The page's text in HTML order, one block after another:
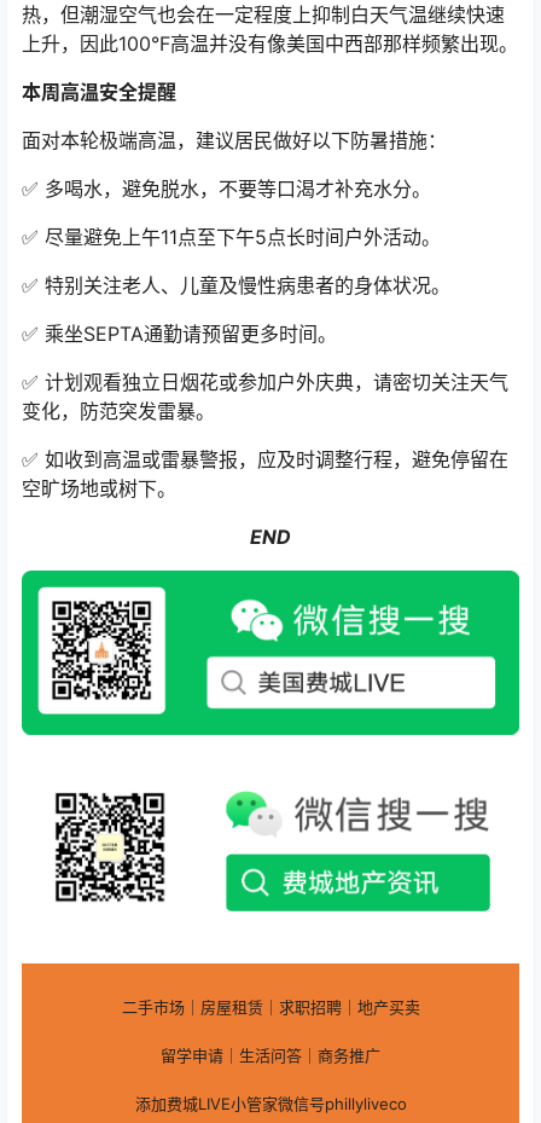
热，但潮湿空气也会在一定程度上抑制白天气温继续快速
上升，因此100°F高温并没有像美国中西部那样频繁出现。
本周高温安全提醒
面对本轮极端高温，建议居民做好以下防暑措施：
✅ 多喝水，避免脱水，不要等口渴才补充水分。
✅ 尽量避免上午11点至下午5点长时间户外活动。
✅ 特别关注老人、儿童及慢性病患者的身体状况。
✅ 乘坐SEPTA通勤请预留更多时间。
✅ 计划观看独立日烟花或参加户外庆典，请密切关注天气
变化，防范突发雷暴。
✅ 如收到高温或雷暴警报，应及时调整行程，避免停留在
空旷场地或树下。
END
二手市场｜房屋租赁｜求职招聘｜地产买卖
留学申请｜生活问答｜商务推广
添加费城LIVE小管家微信号phillyliveco